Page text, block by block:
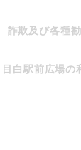
詐欺及び各種
目白駅前広場の